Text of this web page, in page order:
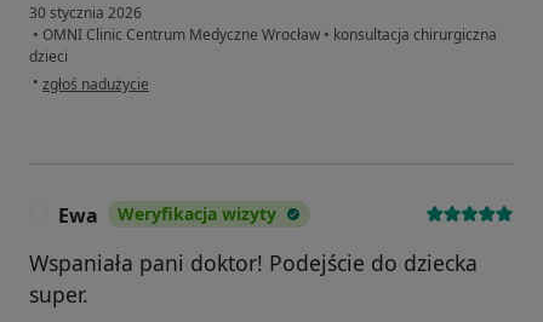
30 stycznia 2026
• OMNI Clinic Centrum Medyczne Wrocław • konsultacja chirurgiczna
dzieci
• w opinii użytkownika Ewelina
zgłoś nadużycie
Ewa Weryfikacja wizyty
Wspaniała pani doktor! Podejście do dziecka
super.